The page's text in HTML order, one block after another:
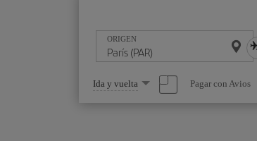
ORIGEN
Seleccione
una
opción
Ida y vuelta Pagar con Avios